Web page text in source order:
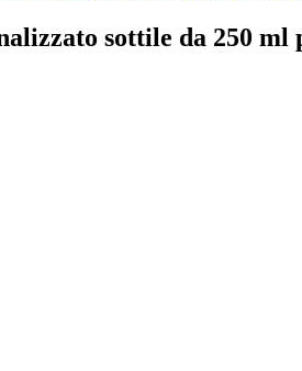
sottile da 250 ml